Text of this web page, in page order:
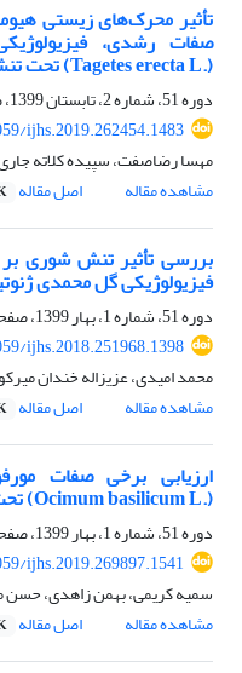
صفات رشدی،
(‏Tagetes erecta L.‎‏) تحت تنش خشکی
دوره 51، شماره 2، تابستان 1399، صفحه
ijhs.2019.262454.1483
مهسا رضاصفت، سپیده کلاته
مشاهده مقاله
اصل مقاله
بررسی تأثیر تنش شوری
فیزیولوژیکی گل محمدی
دوره 51، شماره 1، بهار 1399، صفحه
ijhs.2018.251968.1398
محمد امیدی، عزیزاله خندان
مشاهده مقاله
اصل مقاله
ارزیابی برخی صفات
(‏Ocimum basilicum L.‎‏) تحت شرایط ‏تنش کم‌آبی
دوره 51، شماره 1، بهار 1399، صفحه
ijhs.2019.269897.1541
سمیه کریمی، بهمن زاهدی، حسن
مشاهده مقاله
اصل مقاله